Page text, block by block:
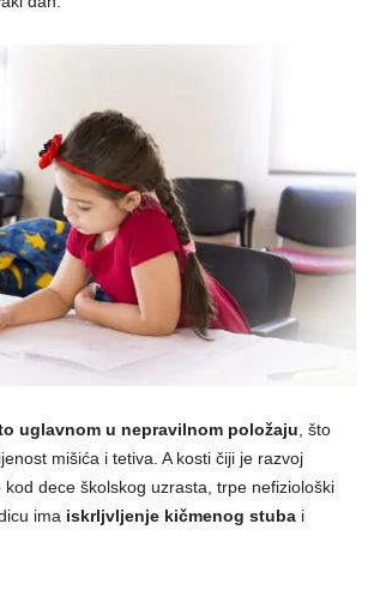
uglavnom u nepravilnom položaju , što
mišića i tetiva. A kosti čiji je razvoj
kod dece školskog uzrasta, trpe nefiziološki
ima iskrljvljenje kičmenog stuba i